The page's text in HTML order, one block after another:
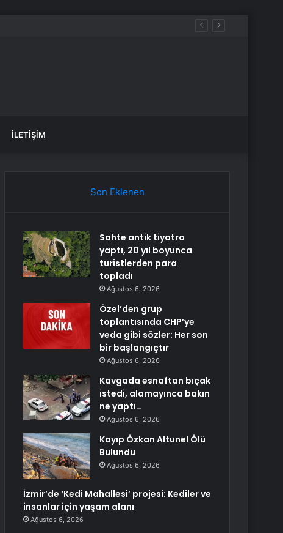
İLETIŞIM
Son Eklenen
Sahte antik tiyatro
yaptı, 20 yıl boyunca
turistlerden para
topladı
Ağustos 6, 2026
Özel’den grup
toplantısında CHP’ye
veda gibi sözler: Her son
bir başlangıçtır
Ağustos 6, 2026
Kavgada esnaftan bıçak
istedi, alamayınca bakın
ne yaptı…
Ağustos 6, 2026
Kayıp Özkan Altunel Ölü
Bulundu
Ağustos 6, 2026
İzmir’de ‘Kedi Mahallesi’ projesi: Kediler ve
insanlar için yaşam alanı
Ağustos 6, 2026